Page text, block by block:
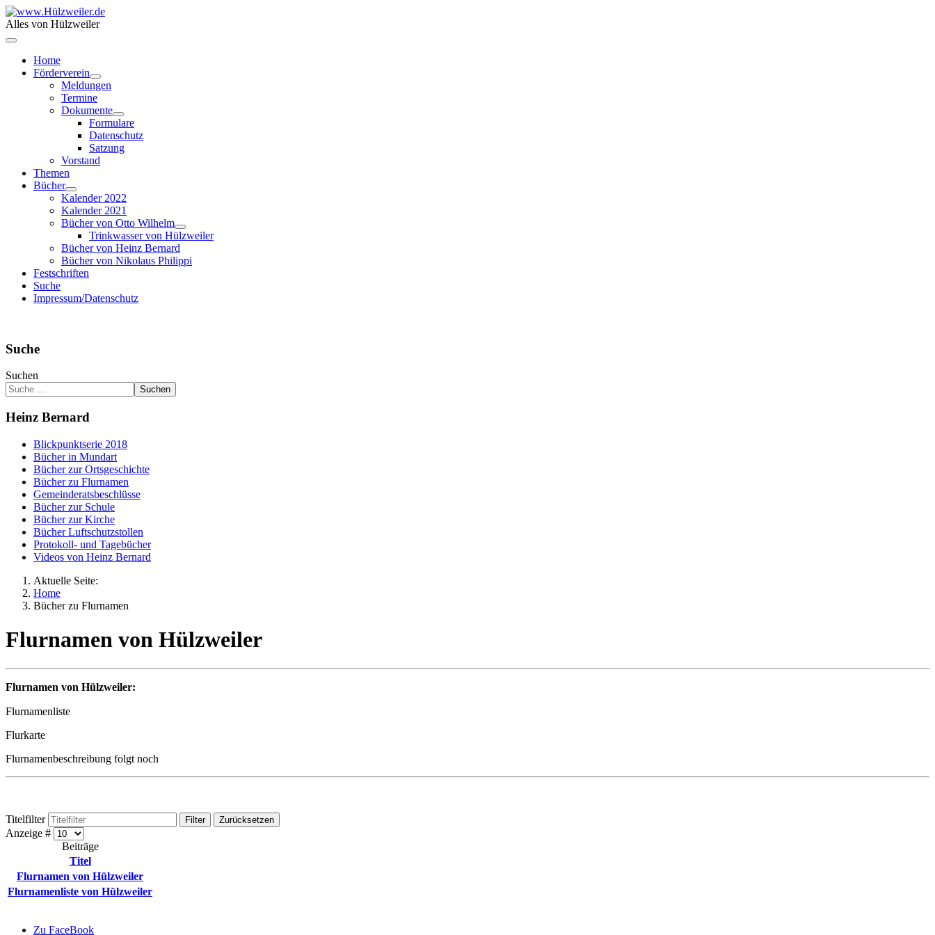
Alles von Hülzweiler
Home
Förderverein
Meldungen
Termine
Dokumente
Formulare
Datenschutz
Satzung
Vorstand
Themen
Bücher
Kalender 2022
Kalender 2021
Bücher von Otto Wilhelm
Trinkwasser von Hülzweiler
Bücher von Heinz Bernard
Bücher von Nikolaus Philippi
Festschriften
Suche
Impressum/Datenschutz
Suche
Suchen
Suchen
Heinz Bernard
Blickpunktserie 2018
Bücher in Mundart
Bücher zur Ortsgeschichte
Bücher zu Flurnamen
Gemeinderatsbeschlüsse
Bücher zur Schule
Bücher zur Kirche
Bücher Luftschutzstollen
Protokoll- und Tagebücher
Videos von Heinz Bernard
Aktuelle Seite:
Home
Bücher zu Flurnamen
Flurnamen von Hülzweiler
Flurnamen von Hülzweiler:
Flurnamenliste
Flurkarte
Flurnamenbeschreibung folgt noch
Titelfilter Filter Zurücksetzen
Anzeige #
Beiträge
Titel
Flurnamen von Hülzweiler
Flurnamenliste von Hülzweiler
Zu FaceBook